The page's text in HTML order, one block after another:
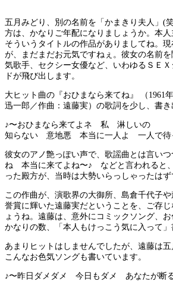
五月みどり、別の名前を「かまきり夫人」
方は、かなりご年配になりましょうか。本人
そういうタイトルの作品がありましてね。
が、まだまだお元気ですねぇ。彼女の名前
気歌手、セクシー女優など、いわゆるＳＥ
ドが飛び出します。
大ヒット曲の『おひまなら来てね』 （1961
迅一郎／作曲：遠藤実）の歌詞を少し、書き
♪〜おひまなら来てよネ 私 淋しいの
知らない 意地悪 本当に一人よ 一人で待
彼女のアノ艶っぽい声で、歌謡曲とは言い
ね 本当に来てよね〜♪ などと言われると
った殿方が、当時は大勢いらっしゃったはず
この作曲が、演歌界の大御所、島倉千代子
誉賞に輝いた遠藤実だということを、ご存
ょうね。遠藤は、意外にコミックソング、
かなりの数、「本人もけっこう気に入って」
あまりヒットはしませんでしたが、遠藤は五
こんなお色気ソングも書いています。
♪〜昨日ダメダメ 今日もダメ あなたが断